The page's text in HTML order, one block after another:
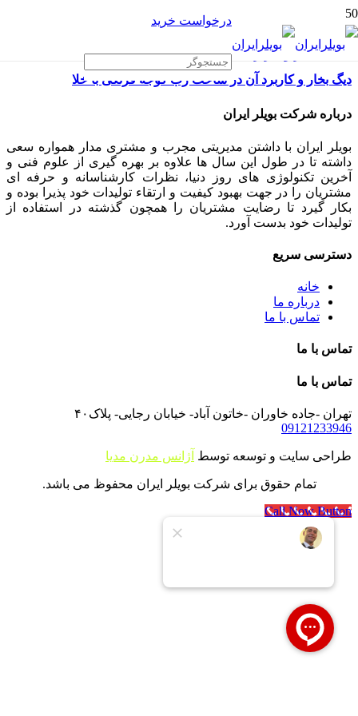
درخواست خرید
دیگ بخار و کاربرد آن در ساخت رب گوجه فرنگی با خلا
درباره شرکت بویلر ایران
بویلر ایران با داشتن مدیریتی مجرب و مشتری مدار همواره سعی
داشته تا در طول این سال ها علاوه بر بهره گیری از علوم فنی و
آخرین تکنولوژی های روز دنیا، نظرات کارشناسانه و حرفه ای
مشتریان را در جهت بهبود کیفیت و ارتقاء تولیدات خود پذیرا بوده و
بکار گیرد تا رضایت مشتریان را همچون گذشته در استفاده از
تولیدات خود بدست آورد.
دسترسی سریع
خانه
درباره ما
تماس با ما
تماس با ما
تماس با ما
تهران -جاده خاوران -خاتون آباد- خیابان رجایی- پلاک۴۰
09121233946
طراحی سایت و توسعه توسط آژانس مدرن مدیا
تمام حقوق برای شرکت بویلر ایران محفوظ می باشد.
Call Now Button